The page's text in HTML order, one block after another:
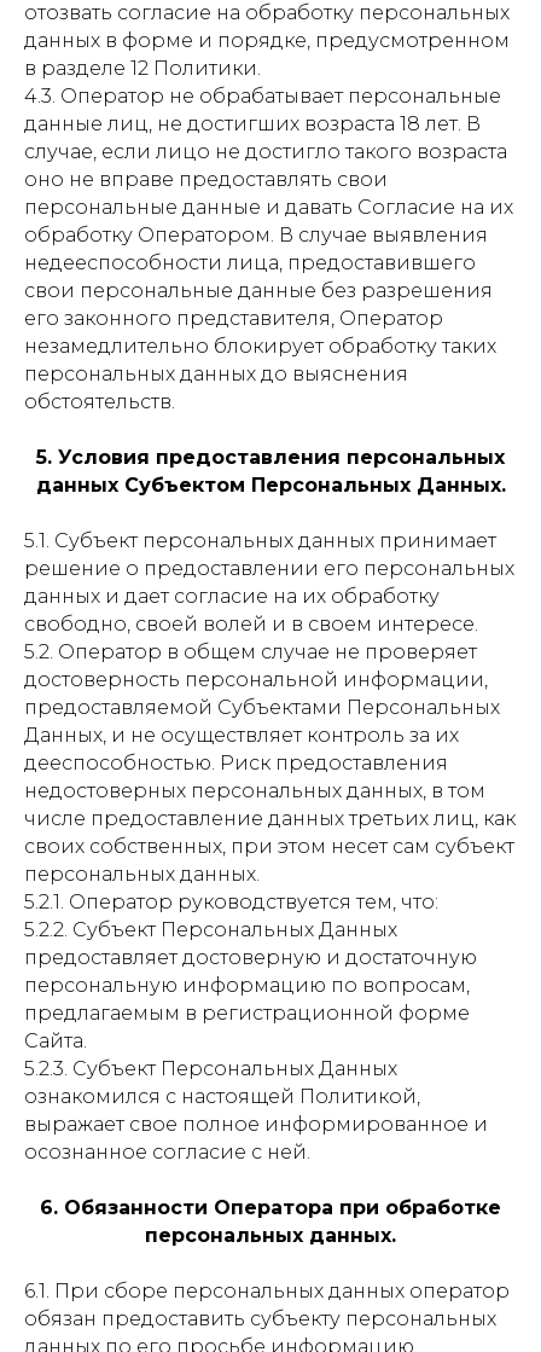
отозвать согласие на обработку персональных
данных в форме и порядке, предусмотренном
в разделе 12 Политики.
4.3. Оператор не обрабатывает персональные
данные лиц, не достигших возраста 18 лет. В
случае, если лицо не достигло такого возраста
оно не вправе предоставлять свои
персональные данные и давать Согласие на их
обработку Оператором. В случае выявления
недееспособности лица, предоставившего
свои персональные данные без разрешения
его законного представителя, Оператор
незамедлительно блокирует обработку таких
персональных данных до выяснения
обстоятельств.
5. Условия предоставления персональных
данных Субъектом Персональных Данных.
5.1. Субъект персональных данных принимает
решение о предоставлении его персональных
данных и дает согласие на их обработку
свободно, своей волей и в своем интересе.
5.2. Оператор в общем случае не проверяет
достоверность персональной информации,
предоставляемой Субъектами Персональных
Данных, и не осуществляет контроль за их
дееспособностью. Риск предоставления
недостоверных персональных данных, в том
числе предоставление данных третьих лиц, как
своих собственных, при этом несет сам субъект
персональных данных.
5.2.1. Оператор руководствуется тем, что:
5.2.2. Субъект Персональных Данных
предоставляет достоверную и достаточную
персональную информацию по вопросам,
предлагаемым в регистрационной форме
Сайта.
5.2.3. Субъект Персональных Данных
ознакомился с настоящей Политикой,
выражает свое полное информированное и
осознанное согласие с ней.
6. Обязанности Оператора при обработке
персональных данных.
6.1. При сборе персональных данных оператор
обязан предоставить субъекту персональных
данных по его просьбе информацию,